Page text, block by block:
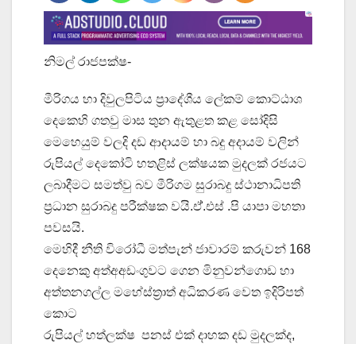
නිමල් රාජපක්ෂ-
මීරිගය හා දිවුලපිටිය ප්‍රාදේශීය ලේකම් කොට්ඨාශ
දෙකෙහි ගතවු මාස තුන ඇතුළත කළ සෝදිසි
මෙහෙයුම් වලදි දඩ ආදායම් හා බදු අදායම් වලින්
රුපියල් දෙකෝටි හතළිස් ලක්ෂයක මුදලක් රජයට
ලබාදීමට සමත්වු බව මීරිගම සුරාබදු ස්ථානාධිපති
ප්‍රධාන සුරාබදු පරීක්ෂක වයි.ඒ්‍.එස් .පි යාපා මහතා
පවසයි.
මෙහිදී නීති විරෝධී මත්පැන් ජාවාරම් කරුවන් 168
දෙනෙකු අත්අඅඩංගුවට ගෙන මිනුවන්ගොඩ හා
අත්තනගල්ල මහේස්ත්‍රාත් අධිකරණ වෙත ඉදිරිපත්
කොට
රුපියල් හත්ලක්ෂ පනස් එක් දාහක දඩ මුදලක්ද,